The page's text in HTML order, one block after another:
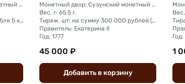
Монетный двор: Сузунский монетный двор (Сибирь)
Тираж, шт: на сумму 258 954 рубля 5 копеек (сумма 10 копеек + 5 копеек +2 копейки + 1 копейка + денга + полушка)
Монетный двор: Сузунский монетный двор (Сибирь)
Вес, г: 65.5 г.
Тираж, шт: на сумму 300 000 рублей (сумма 10 копеек + 5 копеек +2 копейки + 1 копейка + денга + полушка)
Правитель: Екатерина II
Год: 1777
45 000 ₽
Добавить вкорзину
Вес,
Год:
1